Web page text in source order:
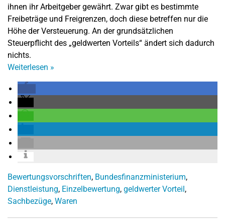
ihnen ihr Arbeitgeber gewährt. Zwar gibt es bestimmte
Freibeträge und Freigrenzen, doch diese betreffen nur die
Höhe der Versteuerung. An der grundsätzlichen
Steuerpflicht des „geldwerten Vorteils“ ändert sich dadurch
nichts.
Weiterlesen »
Bewertungsvorschriften, Bundesfinanzministerium,
Dienstleistung, Einzelbewertung, geldwerter Vorteil,
Sachbezüge, Waren